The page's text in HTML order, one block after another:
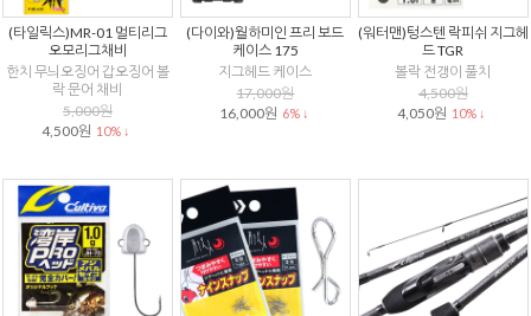
(타일릭스)MR-01 멀티리그
오모리그채비
한치 무늬오징어 갑오징어 볼
락 문어 채비
5,000원
4,500원 10% ↓
(다이와)월하미인 프리 보드
케이스 175
지그헤드 케이스
17,000원
16,000원 6% ↓
(워터맨)텅스텐 락피쉬 지그헤
드 TGR
볼락 전갱이 풀치
4,500원
4,050원 10% ↓